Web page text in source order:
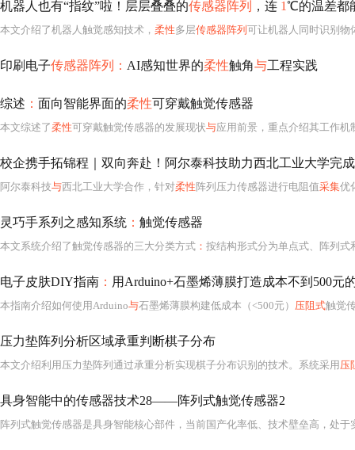
机器人也有“指纹”啦！层层叠叠的传感器阵列 ，连 1℃的温差都
本文介绍了机器人触觉感知技术， 柔性多层传感器阵列 可让机器人同时识别物
印刷电子传感器阵列： AI感知世界的柔性触角与工程实践
综述 ： 面向智能界面的柔性可穿戴触觉传感器
本文综述了柔性可穿戴触觉传感器的发展现状与应用前景，重点介绍其工作机制、多功能性设计
校企携手拓锦程｜双向奔赴！阿尔泰科技助力西北工业大学完
阿尔泰科技与西北工业大学合作，针对柔性 阵列压力传感器进行电阻值采集优化。
灵巧手系列之感知系统 ： 触觉传感器
本文系统介绍了触觉传感器的三大分类方式 ： 按结构形式分为单点式、阵列式和
电子皮肤DIY指南 ： 用Arduino+石墨烯薄膜打造成本不到500元
本指南介绍如何使用Arduino与石墨烯薄膜构建低成本（<500元） 压阻式触觉
压力垫阵列分析区域承重判断棋子分布
本文介绍利用压力垫阵列通过承重分析实现棋子分布识别的技术。系统采用 压
具身智能中的传感器技术28——阵列式触觉传感器2